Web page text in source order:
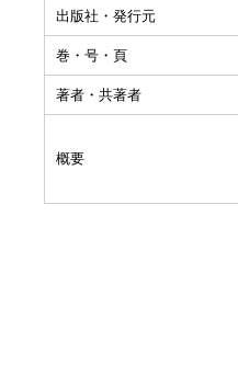
出版社・発行元
巻・号・頁
著者・共著者
概要